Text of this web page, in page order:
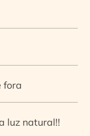
fora
luz natural!!